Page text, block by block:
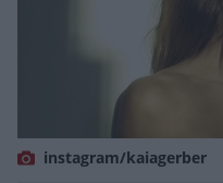
instagram/kaiagerber